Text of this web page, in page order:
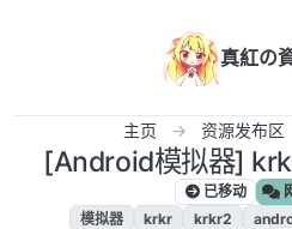
真紅の
主页 资源发布区
[Android模拟器]
已移动
模拟器
krkr krkr2